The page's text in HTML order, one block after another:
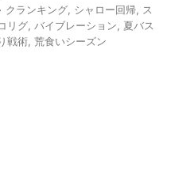
クランキング シャロー回帰
ス
リグ バイブレーション
夏バス
戦術 荒食いシーズン